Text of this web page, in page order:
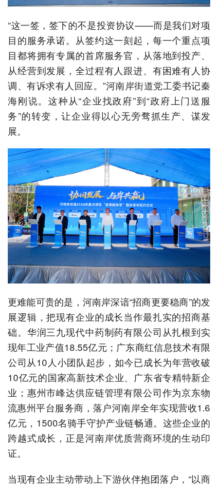
“这一签，签下的不是投资协议——而是我们对项
目的服务承诺。从签约这一刻起，每一个重点项
目都将拥有专属的首席服务官，从落地到投产、
从经营到发展，全过程有人跟进、有困难有人协
调、有诉求有人回应。”河南岸街道党工委书记秦
海刚说。这种从“企业找政府”到“政府上门送服
务”的转变，让企业得以心无旁骛抓生产、谋发
展。
更难能可贵的是，河南岸深谙“招商更要稳商”的发
展逻辑，把现有企业的成长当作最扎实的招商基
础。华润三九现代中药制药有限公司从扎根到实
现年工业产值18.55亿元；广东商红信息技术有限
公司从10人小团队起步，如今已成长为年营收破
10亿元的国家高新技术企业、广东省专精特新企
业；惠州市峰达供应链管理有限公司作为京东物
流惠州平台服务商，落户河南岸全年实现营收1.6
亿元，1500名骑手守护产业链畅通。这些企业的
跨越式成长，正是河南岸优质营商环境的生动印
证。
当现有企业主动带动上下游伙伴抱团落户，“以商